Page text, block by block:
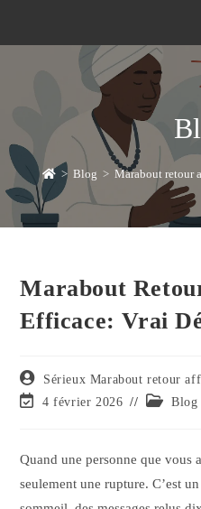
> Blog > Marabout retour
Marabout
Efficace: Vrai
Sérieux Marabout retour
4 février 2026
Blog
Quand une personne que vous
seulement une rupture. C’est